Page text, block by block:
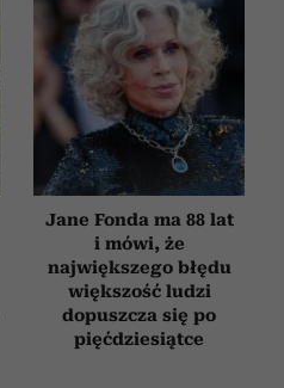
Jane Fonda ma 88 lat
i mówi, że
największego błędu
większość ludzi
dopuszcza się po
pięćdziesiątce